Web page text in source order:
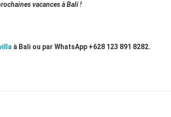
vacances à Bali !
à Bali ou par WhatsApp +628 123 891 8282.